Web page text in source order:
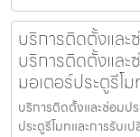
บริการติดตั้งและ
บริการติดตั้งและ
มอเตอร์ประตูรีโ
บริการติดตั้งและซ่อมป
ประตูรีโมทและการรับเ